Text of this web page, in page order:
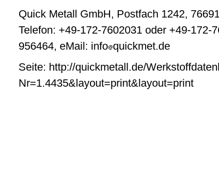
Quick Metall GmbH, Postfach 1242,
Telefon: +49-172-7602031 oder +49-172-
956464, eMail: info quickmet.de
Seite: http://quickmetall.de/
Nr=1.4435&layout=print&layout=print